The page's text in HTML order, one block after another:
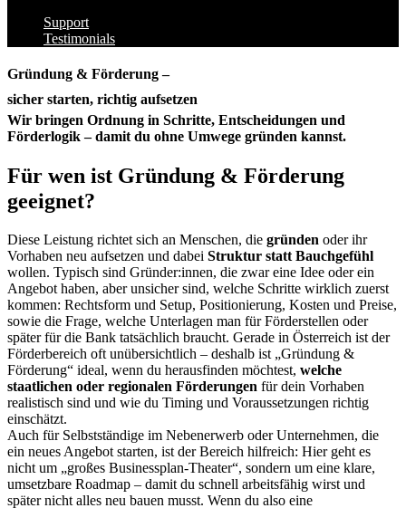
Support
Testimonials
Gründung & Förderung –
sicher starten, richtig aufsetzen
Wir bringen Ordnung in Schritte, Entscheidungen und
Förderlogik – damit du ohne Umwege gründen kannst.
Für wen ist Gründung & Förderung
geeignet?
Diese Leistung richtet sich an Menschen, die gründen oder ihr
Vorhaben neu aufsetzen und dabei Struktur statt Bauchgefühl
wollen. Typisch sind Gründer:innen, die zwar eine Idee oder ein
Angebot haben, aber unsicher sind, welche Schritte wirklich zuerst
kommen: Rechtsform und Setup, Positionierung, Kosten und Preise,
sowie die Frage, welche Unterlagen man für Förderstellen oder
später für die Bank tatsächlich braucht. Gerade in Österreich ist der
Förderbereich oft unübersichtlich – deshalb ist „Gründung &
Förderung“ ideal, wenn du herausfinden möchtest, welche
staatlichen oder regionalen Förderungen für dein Vorhaben
realistisch sind und wie du Timing und Voraussetzungen richtig
einschätzt.
Auch für Selbstständige im Nebenerwerb oder Unternehmen, die
ein neues Angebot starten, ist der Bereich hilfreich: Hier geht es
nicht um „großes Businessplan-Theater“, sondern um eine klare,
umsetzbare Roadmap – damit du schnell arbeitsfähig wirst und
später nicht alles neu bauen musst. Wenn du also eine